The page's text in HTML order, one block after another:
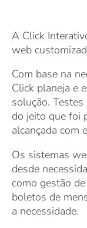
A Click
web
Com base na
Click planeja e
solução.
do jeito que foi
alcançada com
Os sistemas
desde
como gestão
boletos de
a necessidade.